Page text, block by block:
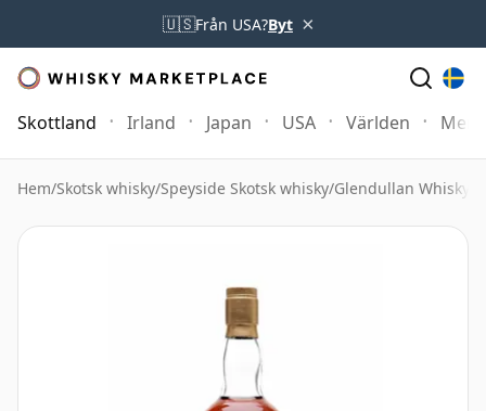
🇺🇸Från USA?Byt ×
Skottland Irland Japan USA Världen Mer
Hem/Skotsk whisky/Speyside Skotsk whisky/Glendullan Whisky